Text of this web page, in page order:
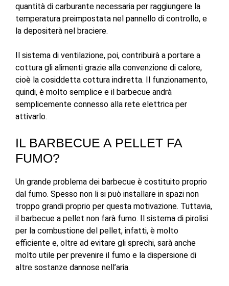
quantità di carburante necessaria per raggiungere la
temperatura preimpostata nel pannello di controllo, e
la depositerà nel braciere.
Il sistema di ventilazione, poi, contribuirà a portare a
cottura gli alimenti grazie alla convenzione di calore,
cioè la cosiddetta cottura indiretta. Il funzionamento,
quindi, è molto semplice e il barbecue andrà
semplicemente connesso alla rete elettrica per
attivarlo.
IL BARBECUE A PELLET FA
FUMO?
Un grande problema dei barbecue è costituito proprio
dal fumo. Spesso non li si può installare in spazi non
troppo grandi proprio per questa motivazione. Tuttavia,
il barbecue a pellet non farà fumo. Il sistema di pirolisi
per la combustione del pellet, infatti, è molto
efficiente e, oltre ad evitare gli sprechi, sarà anche
molto utile per prevenire il fumo e la dispersione di
altre sostanze dannose nell’aria.